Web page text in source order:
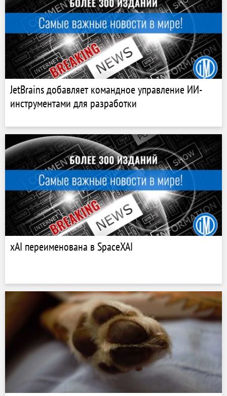
JetBrains добавляет командное управление ИИ-
инструментами для разработки
xAI переименована в SpaceXAI